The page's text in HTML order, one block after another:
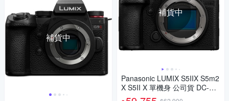
補貨中
補貨中
Panasonic LUMIX S5IIX S5m2
X S5II X 單機身 公司貨 DC-S5
M2X